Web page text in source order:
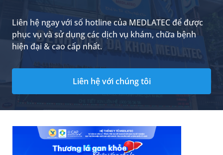
Liên hệ ngay với số hotline của MEDLATEC để được
phục vụ và sử dụng các dịch vụ khám, chữa bệnh
hiện đại & cao cấp nhất.
Liên hệ với chúng tôi